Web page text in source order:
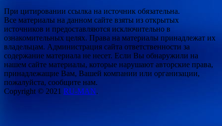
При цитировании ссылка на источник обязательна.
Все материалы на данном сайте взяты из открытых
источников и предоставляются исключительно в
ознакомительных целях. Права на материалы принадлежат их
владельцам. Администрация сайта ответственности за
содержание материала не несет. Если Вы обнаружили на
нашем сайте материалы, которые нарушают авторские права,
принадлежащие Вам, Вашей компании или организации,
пожалуйста, сообщите нам.
Copyright © 2021 RU-MAN.